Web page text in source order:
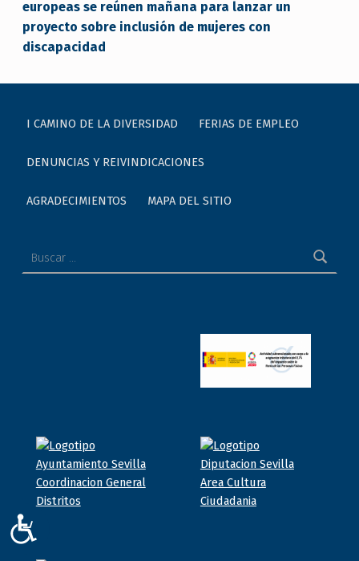
europeas se reúnen mañana para lanzar un
proyecto sobre inclusión de mujeres con
discapacidad
I CAMINO DE LA DIVERSIDAD FERIAS DE EMPLEO
DENUNCIAS Y REIVINDICACIONES
AGRADECIMIENTOS MAPA DEL SITIO